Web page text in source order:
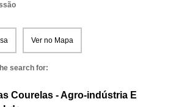
Ver no Mapa
search for:
Courelas - Agro-indústria E